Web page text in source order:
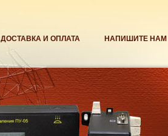
ДОСТАВКА И ОПЛАТА НАПИШИТЕ НАМ